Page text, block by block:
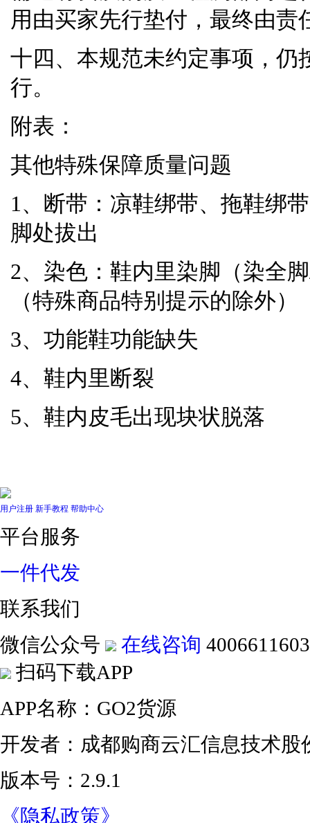
用由买家先行垫付，最终由责
十四、本规范未约定事项，仍
行。
附表：
其他特殊保障质量问题
1、断带：凉鞋绑带、拖鞋绑
脚处拔出
2、染色：鞋内里染脚（染全脚
（特殊商品特别提示的除外）
3、功能鞋功能缺失
4、鞋内里断裂
5、鞋内皮毛出现块状脱落
用户注册 新手教程 帮助中心
平台服务
一件代发
联系我们
微信公众号
在线咨询 4006611603
扫码下载APP
APP名称：GO2货源
开发者：成都购商云汇信息技术股
版本号：2.9.1
《隐私政策》